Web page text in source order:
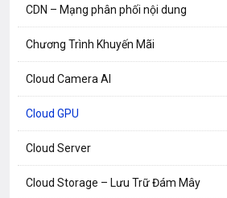
CDN – Mạng phân phối nội dung
Chương Trình Khuyến Mãi
Cloud Camera AI
Cloud GPU
Cloud Server
Cloud Storage – Lưu Trữ Đám Mây